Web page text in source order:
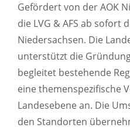
Gefördert von der AOK
die LVG & AFS ab sofort
Niedersachsen. Die
unterstützt die
begleitet bestehende
eine themenspezifische
Landesebene an. Die
den Standorten